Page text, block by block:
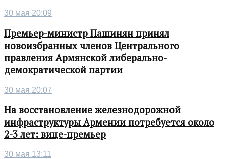
30 мая 20:09
Премьер-министр Пашинян принял
новоизбранных членов Центрального
правления Армянской либерально-
демократической партии
30 мая 20:07
На восстановление железнодорожной
инфраструктуры Армении потребуется около
2-3 лет: вице-премьер
30 мая 13:11